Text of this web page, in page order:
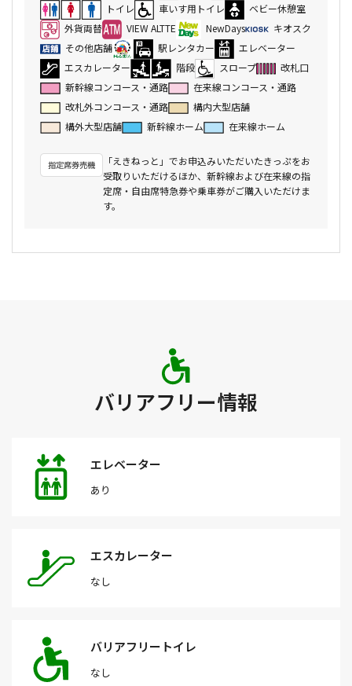
トイレ
車いす用トイレ
ベビー休憩室
外貨両替
VIEW ALTTE NewDays
キオスク
その他店舗
駅レンタカー
エレベーター
エスカレーター
階段 スロープ
改札口
新幹線コンコース・通路
在来線コンコース・通路
改札外コンコース・通路
構内大型店舗
構外大型店舗
新幹線ホーム 在来線ホーム
「えきねっと」でお申込みいただいたきっぷをお
受取りいただけるほか、新幹線および在来線の指
定席・自由席特急券や乗車券がご購入いただけま
す。
バリアフリー情報
エレベーター
あり
エスカレーター
なし
バリアフリートイレ
なし